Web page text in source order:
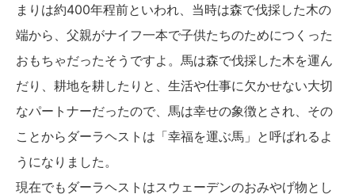
まりは約400年程前といわれ、当時は森で伐採した木の
端から、父親がナイフ一本で子供たちのためにつくった
おもちゃだったそうですよ。馬は森で伐採した木を運ん
だり、耕地を耕したりと、生活や仕事に欠かせない大切
なパートナーだったので、馬は幸せの象徴とされ、その
ことからダーラヘストは「幸福を運ぶ馬」と呼ばれるよ
うになりました。
現在でもダーラヘストはスウェーデンのおみやげ物とし